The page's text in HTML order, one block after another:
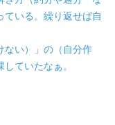
いる。繰り返せば自
ない）」の（自分作
ていたなぁ。